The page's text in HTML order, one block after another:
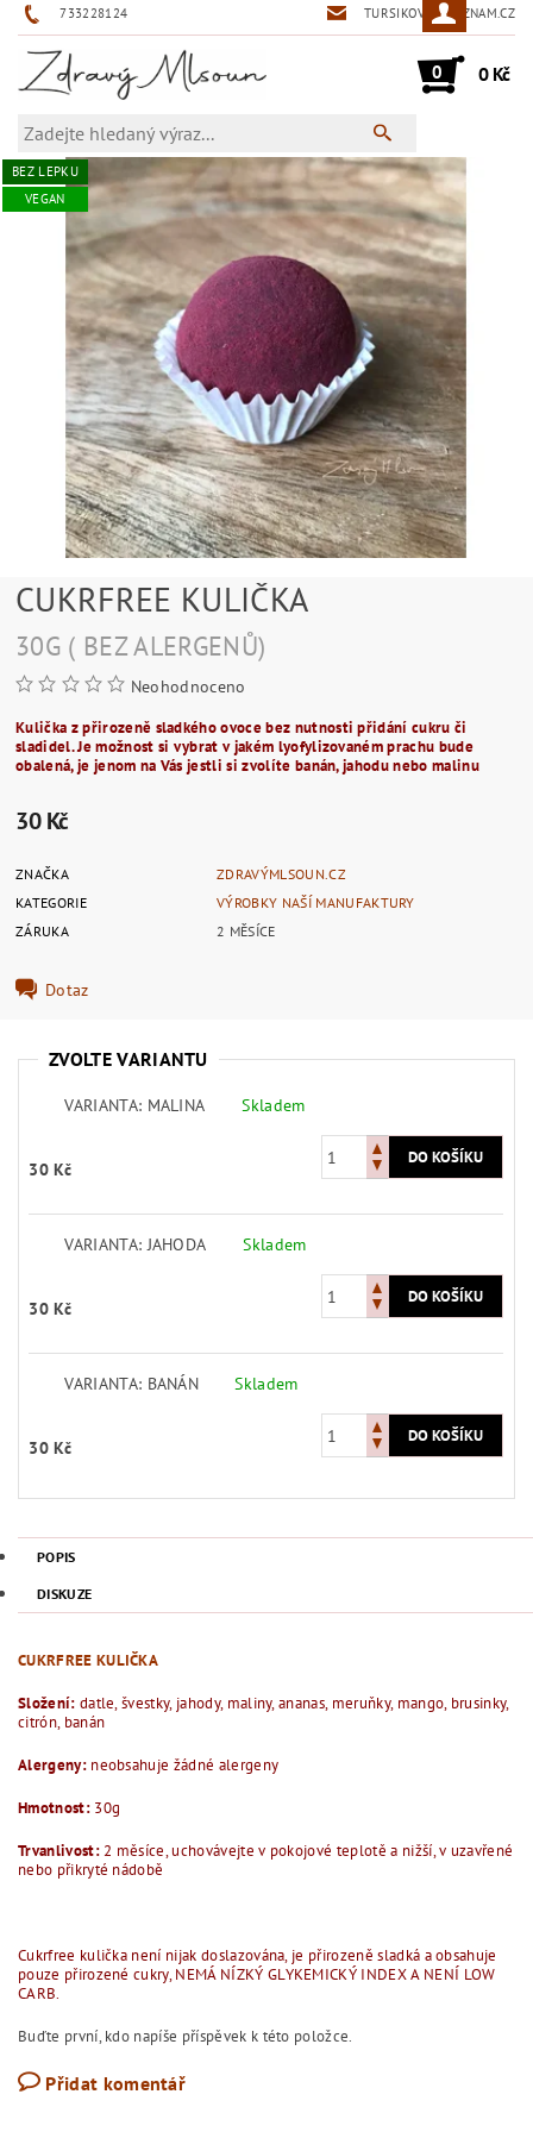
733228124 TURSIKOVA@SEZNAM.CZ
0 0 Kč
BEZ LEPKU
VEGAN
CUKRFREE KULIČKA
30G ( BEZ ALERGENŮ)
Neohodnoceno
Kulička z přirozeně sladkého ovoce bez nutnosti přidání cukru či
sladidel. Je možnost si vybrat v jakém lyofylizovaném prachu bude
obalená, je jenom na Vás jestli si zvolíte banán, jahodu nebo malinu
30 Kč
ZNAČKA
ZDRAVÝMLSOUN.CZ
KATEGORIE
VÝROBKY NAŠÍ MANUFAKTURY
ZÁRUKA
2 MĚSÍCE
Dotaz
ZVOLTE VARIANTU
VARIANTA: MALINA Skladem
30 Kč
VARIANTA: JAHODA Skladem
30 Kč
VARIANTA: BANÁN Skladem
30 Kč
POPIS
DISKUZE
CUKRFREE KULIČKA
Složení: datle, švestky, jahody, maliny, ananas, meruňky, mango, brusinky,
citrón, banán
Alergeny: neobsahuje žádné alergeny
Hmotnost:30g
Trvanlivost:2 měsíce, uchovávejte v pokojové teplotě a nižší, v uzavřené
nebo přikryté nádobě
Cukrfree kulička není nijak doslazována, je přirozeně sladká a obsahuje
pouze přirozené cukry, NEMÁ NÍZKÝ GLYKEMICKÝ INDEX A NENÍ LOW
CARB.
Buďte první, kdo napíše příspěvek k této položce.
Přidat komentář